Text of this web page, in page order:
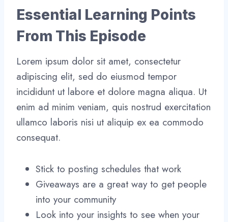
Essential Learning Points
From This Episode
Lorem ipsum dolor sit amet, consectetur
adipiscing elit, sed do eiusmod tempor
incididunt ut labore et dolore magna aliqua. Ut
enim ad minim veniam, quis nostrud exercitation
ullamco laboris nisi ut aliquip ex ea commodo
consequat.
Stick to posting schedules that work
Giveaways are a great way to get people
into your community
Look into your insights to see when your